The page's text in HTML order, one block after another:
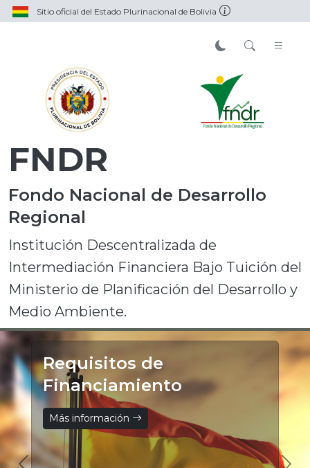
Sitio oficial del Estado Plurinacional de Bolivia
FNDR
Fondo Nacional de Desarrollo
Regional
Institución Descentralizada de
Intermediación Financiera Bajo Tuición del
Ministerio de Planificación del Desarrollo y
Medio Ambiente.
Requisitos de
Financiamiento
Más información